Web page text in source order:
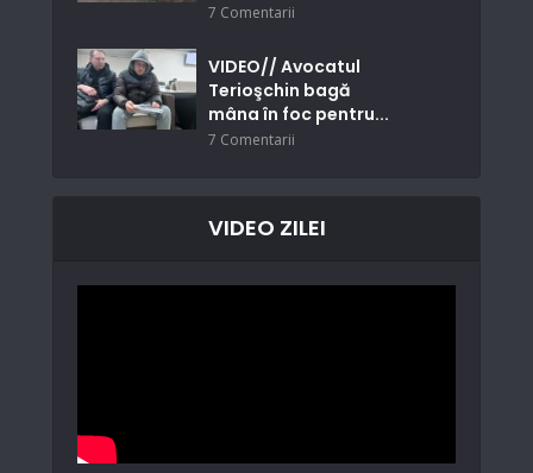
7 Comentarii
VIDEO// Avocatul
Terioşchin bagă
mâna în foc pentru...
7 Comentarii
VIDEO ZILEI